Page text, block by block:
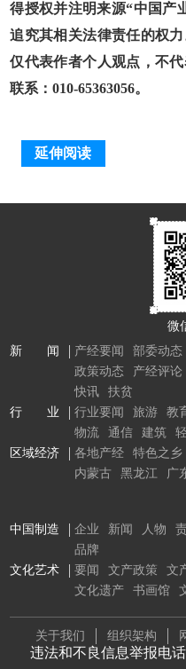
得授权并注明来源“中国产
追究其相关法律责任的权
仅代表作者个人观点，不
联系：010-65363056。
延伸阅读
微
新 闻
产经要闻 部委动态
政策动态
产经评论
快讯
扶贫
行 业
行业要闻 旅游 教
物流
通信 建筑
区域经济
各地产经 特色之乡
内蒙古
黑龙江 广
中国制造 企业 新闻 人物
品牌
文化艺术
要闻 文产政策 文
文化遗产
书画馆
关于我们 组织架构
违法和不良信息举报电话